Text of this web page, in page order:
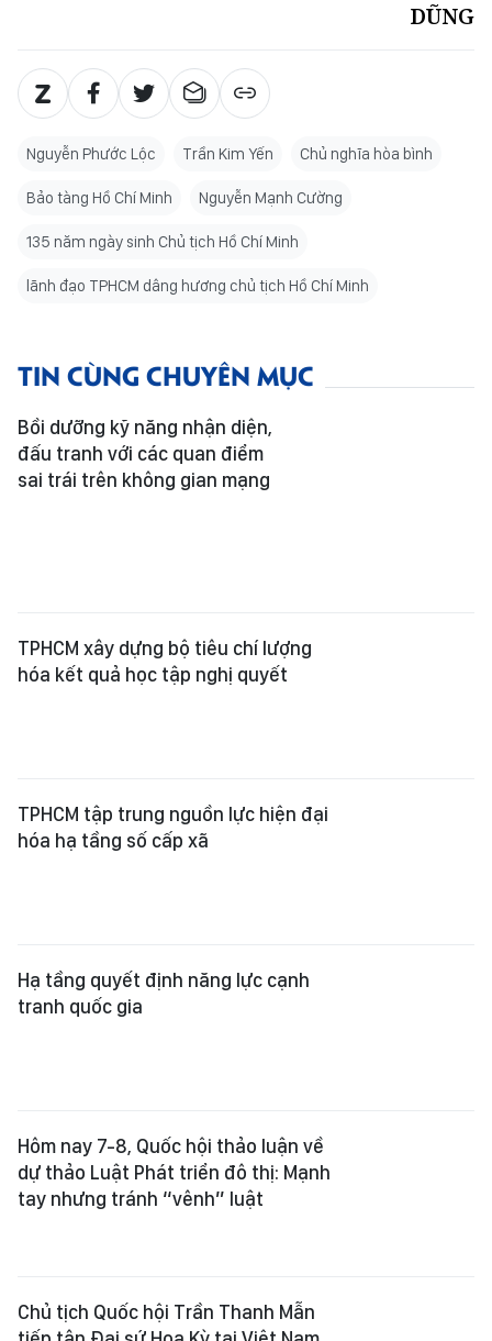
DŨNG
Nguyễn Phước Lộc Trần Kim Yến Chủ nghĩa hòa bình
Bảo tàng Hồ Chí Minh Nguyễn Mạnh Cường
135 năm ngày sinh Chủ tịch Hồ Chí Minh
lãnh đạo TPHCM dâng hương chủ tịch Hồ Chí Minh
TIN CÙNG CHUYÊN MỤC
Bồi dưỡng kỹ năng nhận diện,
đấu tranh với các quan điểm
sai trái trên không gian mạng
TPHCM xây dựng bộ tiêu chí lượng
hóa kết quả học tập nghị quyết
TPHCM tập trung nguồn lực hiện đại
hóa hạ tầng số cấp xã
Hạ tầng quyết định năng lực cạnh
tranh quốc gia
Hôm nay 7-8, Quốc hội thảo luận về
dự thảo Luật Phát triển đô thị: Mạnh
tay nhưng tránh “vênh” luật
Chủ tịch Quốc hội Trần Thanh Mẫn